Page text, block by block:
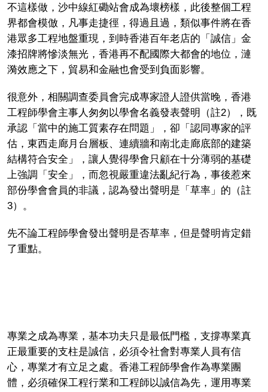
不這樣做，沙中線紅磡站會成為壞榜樣，此後整個工程
界都會模倣，凡事走捷徑，得過且過，類似事件將在香
港眾多工程地盤重現，到時香港百年老店的「誠信」金
漆招牌將慘淡無光，香港再不配國際大都會的地位，漣
漪效應之下，貿易和金融也會受到負面影響。
很意外，相關調查委員會完成專家證人證供當晚，香港
工程師學會主事人匆匆以學會名義發表聲明（註2），既
承認「當中的施工質素存在問題」，卻「認同專家的評
估，東西走廊月台層板、連續牆和南北走廊底部的建築
結構符合安全」，讓人覺得學會只顧在十分薄弱的基礎
上強調「安全」，而忽視嚴重違法亂紀行為，事後惹來
部份學會會員的非議，認為發出聲明是「草率」的（註
3）。
先不論工程師學會發出聲明是否草率，但是聲明肯定錯
了重點。
專業之成為專業，基本功夫只是最低門檻，支撐專業真
正最重要的支柱是誠信，必須令社會對專業人員有信
心，專業才有立足之處。香港工程師學會作為專業團
體，必須確保工程行業和工程師以誠信為先，運用專業